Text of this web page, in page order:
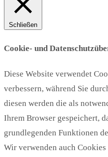
Schließen
Cookie- und
Diese Website verwendet
verbessern, während Sie
diesen werden die als
Ihrem Browser gespeichert,
grundlegenden Funktionen
Wir verwenden auch